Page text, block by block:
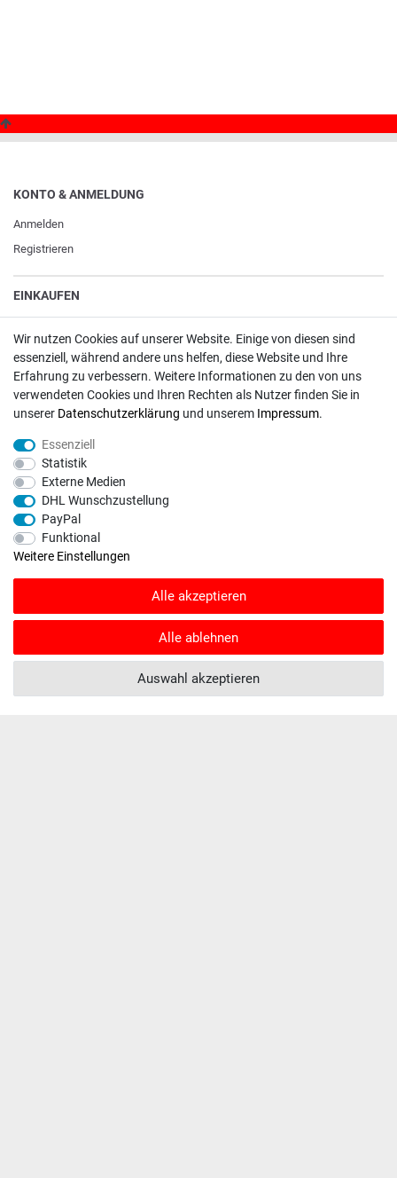
KONTO & ANMELDUNG
Anmelden
Registrieren
EINKAUFEN
Warenkorb
Kasse
RECHTLICHES
Widerrufs­recht
Daten­schutz­erklärung
AGB
Impressum
Fragen und Antworten
Wir nutzen Cookies auf unserer Website. Einige von diesen sind
essenziell, während andere uns helfen, diese Website und Ihre
Erfahrung zu verbessern. Weitere Informationen zu den von uns
verwendeten Cookies und Ihren Rechten als Nutzer finden Sie in
unserer Daten­schutz­erklärung und unserem Impressum.
Essenziell
Statistik
Externe Medien
DHL Wunschzustellung
PayPal
Funktional
Weitere Einstellungen
Alle akzeptieren
Alle ablehnen
Auswahl akzeptieren